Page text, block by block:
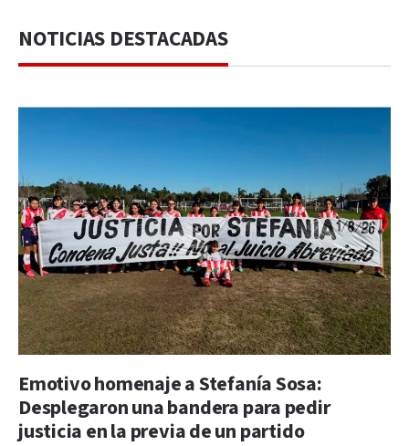
NOTICIAS DESTACADAS
Emotivo homenaje a Stefanía Sosa:
Desplegaron una bandera para pedir
justicia en la previa de un partido